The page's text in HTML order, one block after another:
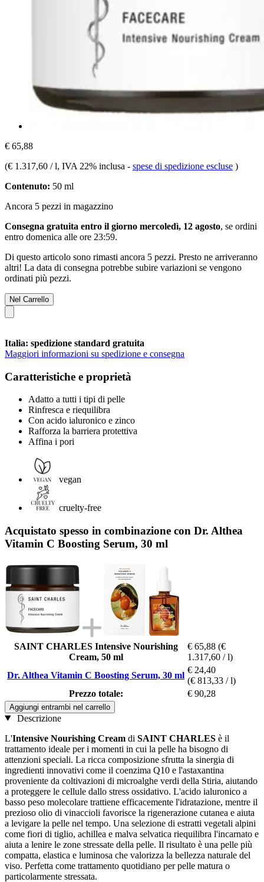
€ 65,88
(€ 1.317,60 / l, IVA 22% inclusa - spese di spedizione escluse )
Contenuto: 50 ml
Ancora 5 pezzi in magazzino
Consegna gratuita entro il giorno mercoledì, 12 agosto, se ordini
entro domenica alle ore 23:59.
Di questo articolo sono rimasti ancora 5 pezzi. Presto ne arriveranno
altri! La data di consegna potrebbe subire variazioni se vengono
ordinati più pezzi.
Nel Carrello
Italia: spedizione standard gratuita
Maggiori informazioni su spedizione e consegna
Caratteristiche e proprietà
Adatto a tutti i tipi di pelle
Rinfresca e riequilibra
Con acido ialuronico e zinco
Rafforza la barriera protettiva
Affina i pori
vegan
cruelty-free
Acquistato spesso in combinazione con Dr. Althea
Vitamin C Boosting Serum, 30 ml
SAINT CHARLES Intensive Nourishing
Cream, 50 ml
€ 65,88 (€
1.317,60 / l)
Dr. Althea Vitamin C Boosting Serum, 30 ml
€ 24,40
(€ 813,33 / l)
Prezzo totale:
€ 90,28
Aggiungi entrambi nel carrello
Descrizione
L'Intensive Nourishing Cream di SAINT CHARLES è il
trattamento ideale per i momenti in cui la pelle ha bisogno di
attenzioni speciali. La ricca composizione sfrutta la sinergia di
ingredienti innovativi come il coenzima Q10 e l'astaxantina
proveniente da coltivazioni di microalghe verdi della Stiria, aiutando
a proteggere le cellule dallo stress ossidativo. L'acido ialuronico a
basso peso molecolare trattiene efficacemente l'idratazione, mentre il
prezioso olio di vinaccioli favorisce la rigenerazione cutanea e aiuta
a levigare la pelle nel tempo. Una selezione di estratti vegetali alpini
come fiori di tiglio, achillea e malva selvatica riequilibra l'incarnato e
aiuta a lenire le zone stressate della pelle. Il risultato è una pelle più
compatta, elastica e luminosa che valorizza la bellezza naturale del
viso. Perfetta come trattamento quotidiano per pelle matura o
particolarmente stressata.